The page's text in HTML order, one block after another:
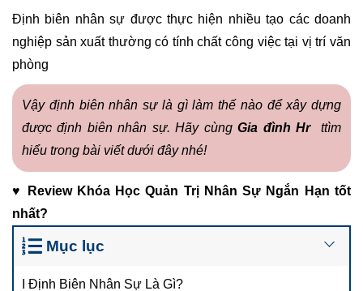
Định biên nhân sự được thực hiện nhiều tạo các doanh
nghiệp sản xuất thường có tính chất công việc tại vị trí văn
phòng
Vậy định biên nhân sự là gì làm thế nào để xây dựng
được định biên nhân sự. Hãy cùngGia đình Hr
ttìm
hiểu trong bài viết dưới đây nhé!
♥ Review Khóa Học Quản Trị Nhân Sự Ngắn Hạn tốt
nhất?
Mục lục
I Định Biên Nhân Sự Là Gì?